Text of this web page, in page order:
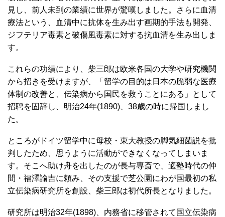
見し、前人未到の業績に世界が驚嘆しました。さらに血清
療法という、血清中に抗体を生み出す画期的手法も開発、
ジフテリア毒素と破傷風毒素に対する抗血清を生み出しま
す。
これらの功績により、柴三郎は欧米各国の大学や研究機関
から招きを受けますが、「留学の目的は日本の脆弱な医療
体制の改善と、伝染病から国民を救うことにある」として
招聘を固辞し、明治24年(1890)、38歳の時に帰国しまし
た。
ところがドイツ留学中に母校・東大教授の脚気細菌説を批
判したため、思うように活動ができなくなってしまいま
す。そこへ助け舟を出したのが長与専斎で、適塾時代の仲
間・福澤諭吉に頼み、その支援で芝公園にわが国最初の私
立伝染病研究所を創設、柴三郎は初代所長となりました。
研究所は明治32年(1898)、内務省に移管されて国立伝染病